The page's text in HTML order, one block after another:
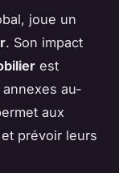
joue un
. Son impact
est
au-
aux
prévoir leurs